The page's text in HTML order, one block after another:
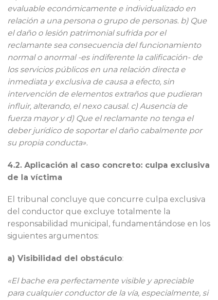
evaluable económicamente e individualizado en
relación a una persona o grupo de personas. b) Que
el daño o lesión patrimonial sufrida por el
reclamante sea consecuencia del funcionamiento
normal o anormal -es indiferente la calificación- de
los servicios públicos en una relación directa e
inmediata y exclusiva de causa a efecto, sin
intervención de elementos extraños que pudieran
influir, alterando, el nexo causal. c) Ausencia de
fuerza mayor y d) Que el reclamante no tenga el
deber jurídico de soportar el daño cabalmente por
su propia conducta».
4.2. Aplicación al caso concreto: culpa exclusiva
de la víctima
El tribunal concluye que concurre culpa exclusiva
del conductor que excluye totalmente la
responsabilidad municipal, fundamentándose en los
siguientes argumentos:
a) Visibilidad del obstáculo:
«El bache era perfectamente visible y apreciable
para cualquier conductor de la vía, especialmente, si